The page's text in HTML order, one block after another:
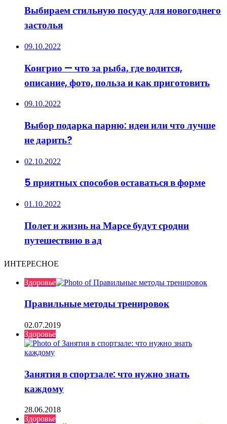
Выбираем стильную посуду для новогоднего
застолья
09.10.2022
Конгрио — что за рыба, где водится,
описание, фото, польза и как приготовить
09.10.2022
Выбор подарка парню: идеи или что лучше
не дарить?
02.10.2022
5 приятных способов оставаться в форме
01.10.2022
Полет и жизнь на Марсе будут сродни
путешествию в ад
ИНТЕРЕСНОЕ
Здоровье
Правильные методы тренировок
02.07.2019
Здоровье
Занятия в спортзале: что нужно знать
каждому
28.06.2018
Здоровье